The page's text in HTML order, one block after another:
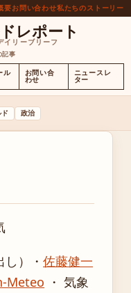
要お問い合わせ私たちのストーリー
レポート
イリーブリーフ
記事
ル
お問い合
わせ
ニュースレ
ター
ド 政治
） ・ 佐藤健一
Meteo ・ 気象